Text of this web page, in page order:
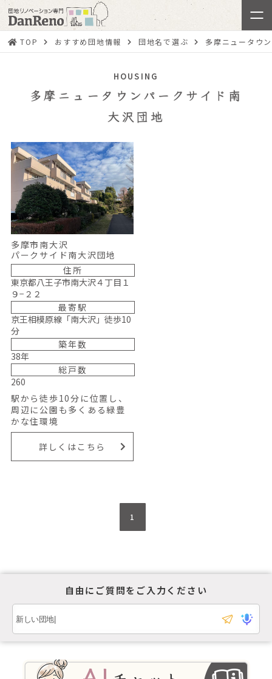
TOP おすすめ団地情報 団地名で選ぶ 多摩ニュータウ
HOUSING
多摩ニュータウンパークサイド南
大沢団地
多摩市南大沢
パークサイド南大沢団地
住所
東京都八王子市南大沢４丁目１
９−２２
最寄駅
京王相模原線「南大沢」徒歩10
分
築年数
38年
総戸数
260
駅から徒歩10分に位置し、
周辺に公園も多くある緑豊
かな住環境
詳しくはこちら
1
自由にご質問をご入力ください